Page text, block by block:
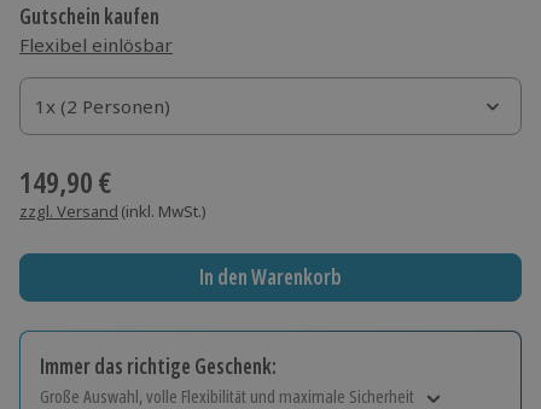
Gutschein kaufen
Flexibel einlösbar
1x (2 Personen)
1x (2 Personen)
1x (2 Personen)
149,90 €
zzgl. Versand (inkl. MwSt.)
In den Warenkorb
Immer das richtige Geschenk:
Große Auswahl, volle Flexibilität und maximale Sicherheit